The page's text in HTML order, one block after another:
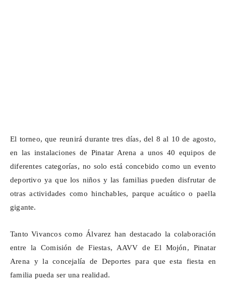
El torneo, que reunirá durante tres días, del 8 al 10 de agosto,
en las instalaciones de Pinatar Arena a unos 40 equipos de
diferentes categorías, no solo está concebido como un evento
deportivo ya que los niños y las familias pueden disfrutar de
otras actividades como hinchables, parque acuático o paella
gigante.
Tanto Vivancos como Álvarez han destacado la colaboración
entre la Comisión de Fiestas, AAVV de El Mojón, Pinatar
Arena y la concejalía de Deportes para que esta fiesta en
familia pueda ser una realidad.